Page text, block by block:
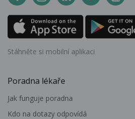
Stáhněte si mobilní aplikaci
Poradna lékaře
Jak funguje poradna
Kdo na dotazy odpovídá